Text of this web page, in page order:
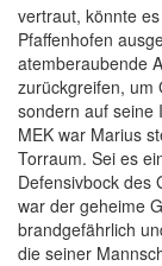
vertraut, könnte
Pfaffenhofen
atemberaubende
zurückgreifen, um
sondern auf seine
MEK war Marius
Torraum. Sei es
Defensivbock des
war der geheime
brandgefährlich
die seiner